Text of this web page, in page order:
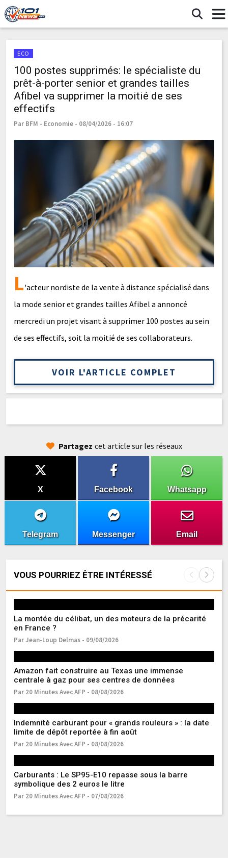
ECO
100 postes supprimés: le spécialiste du
prêt-à-porter senior et grandes tailles
Afibel va supprimer la moitié de ses
effectifs
Par BFM - Economie - 08/04/2026 - 16:07
L'acteur nordiste de la vente à distance spécialisé dans
la mode senior et grandes tailles Afibel a annoncé
mercredi un projet visant à supprimer 100 postes au sein
de ses effectifs, soit la moitié de ses collaborateurs.
VOIR L'ARTICLE COMPLET
Partagez cet article sur les réseaux
X Facebook Whatsapp
Telegram Messenger Email
VOUS POURRIEZ ÊTRE INTÉRESSÉ
La montée du célibat, un des moteurs de la précarité
en France ?
Par Jean-Loup Delmas - 09/08/2026
Amazon fait construire au Texas une immense
centrale à gaz pour ses centres de données
Par 20 Minutes Avec AFP - 08/08/2026
Indemnité carburant pour « grands rouleurs » : la date
limite de dépôt reportée à fin août
Par 20 Minutes Avec AFP - 08/08/2026
Carburants : Le SP95-E10 repasse sous la barre
symbolique des 2 euros le litre
Par 20 Minutes Avec AFP - 07/08/2026